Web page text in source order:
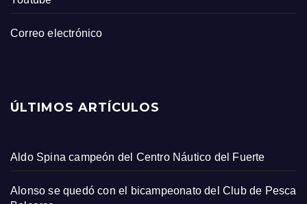
Correo electrónico
ÚLTIMOS ARTÍCULOS
Aldo Spina campeón del Centro Náutico del Fuerte
Alonso se quedó con el bicampeonato del Club de Pesca